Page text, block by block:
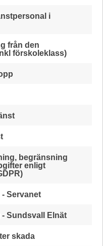
i
från den
förskoleklass)
begränsning
enligt
Servanet
Sundsvall Elnät
skada